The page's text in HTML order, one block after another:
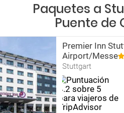
Paquetes a
Puente de
Premier Inn
Airport/Messe
Stuttgart